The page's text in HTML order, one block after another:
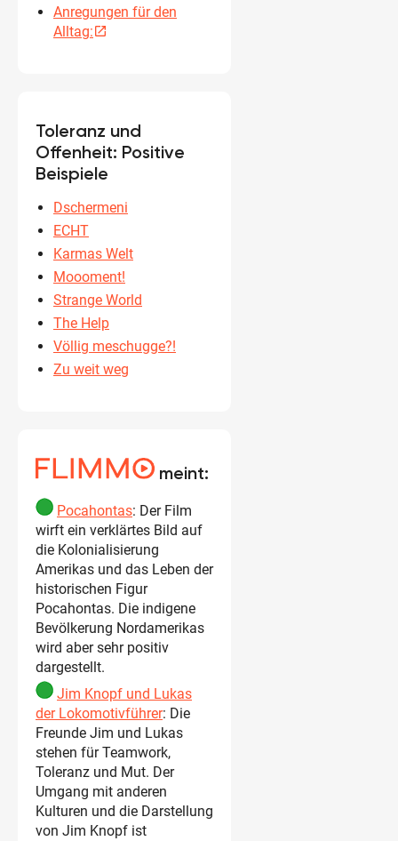
Anregungen für den
Alltag:open_in_new
Toleranz und
Offenheit: Positive
Beispiele
Dschermeni
ECHT
Karmas Welt
Moooment!
Strange World
The Help
Völlig meschugge?!
Zu weit weg
meint:
Pocahontas: Der Film
wirft ein verklärtes Bild auf
die Kolonialisierung
Amerikas und das Leben der
historischen Figur
Pocahontas. Die indigene
Bevölkerung Nordamerikas
wird aber sehr positiv
dargestellt.
Jim Knopf und Lukas
der Lokomotivführer: Die
Freunde Jim und Lukas
stehen für Teamwork,
Toleranz und Mut. Der
Umgang mit anderen
Kulturen und die Darstellung
von Jim Knopf ist